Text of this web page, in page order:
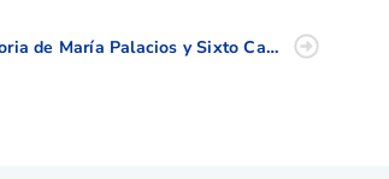
Gran victoria de María Palacios y Sixto Casabona en la Copa de la Comunidad Valenciana